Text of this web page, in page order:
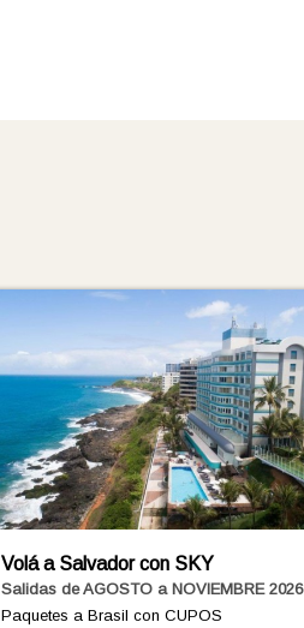
Volá a Salvador con SKY
Salidas de AGOSTO a NOVIEMBRE 2026
Paquetes a Brasil con CUPOS